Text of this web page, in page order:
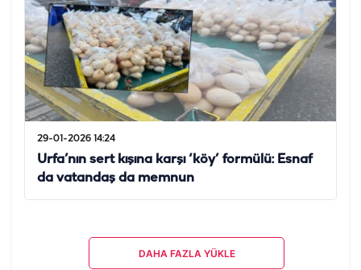
29-01-2026 14:24
Urfa’nın sert kışına karşı ‘köy’ formülü: Esnaf
da vatandaş da memnun
DAHA FAZLA YÜKLE